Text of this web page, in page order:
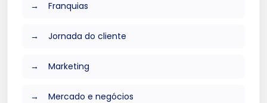
Franquias
Jornada do cliente
Marketing
Mercado e negócios